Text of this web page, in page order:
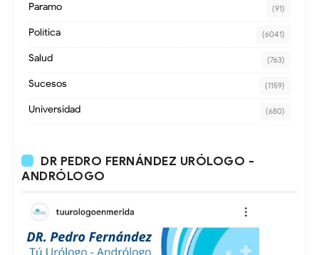
Paramo (91)
Política (6041)
Salud (763)
Sucesos (1159)
Universidad (680)
DR PEDRO FERNÁNDEZ URÓLOGO -
ANDRÓLOGO